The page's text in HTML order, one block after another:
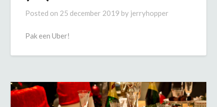
Posted on 25 december 2019 by jerryhopper
Pak een Uber!